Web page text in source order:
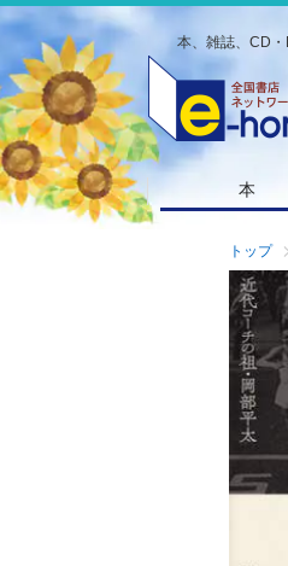
本、雑誌、CD
本
トップ